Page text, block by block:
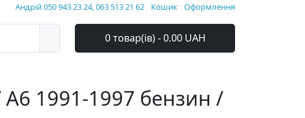
Андрій 050 943 23 24, 063 513 21 62 Кошик Оформлення
0 товар(ів) - 0.00 UAH
1991-1997 бензин /